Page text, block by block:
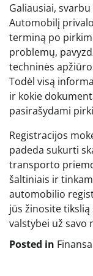
Galiausiai,
Automobilį
terminą po
problemų,
techninės
Todėl visą
ir kokie
pasirašydami
Registracijos
padeda sukurti
transporto
šaltiniais ir
automobilio
jūs žinosite
valstybei už savo
Posted in